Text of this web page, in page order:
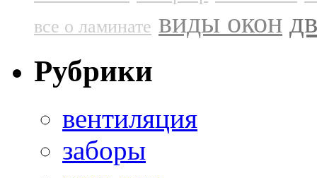
все о ламинате виды окон
Рубрики
вентиляция
заборы